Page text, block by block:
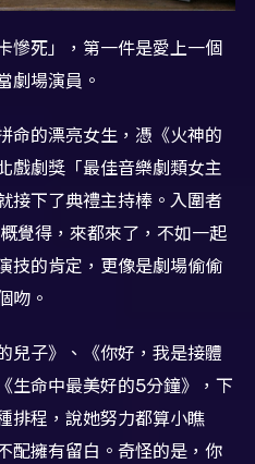
慘死」，第一件是愛上一個
劇場演員。
命的漂亮女生，憑《火神的
戲劇獎「最佳音樂劇類女主
接下了典禮主持棒。入圍者
覺得，來都來了，不如一起
技的肯定，更像是劇場偷偷
吻。
兒子》、《你好，我是接體
生命中最美好的5分鐘》，下
排程，說她努力都算小瞧
配擁有留白。奇怪的是，你